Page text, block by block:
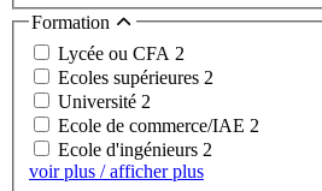
Formation
Lycée ou CFA 2
Ecoles supérieures 2
Université 2
Ecole de commerce/IAE 2
Ecole d'ingénieurs 2
voir plus / afficher plus